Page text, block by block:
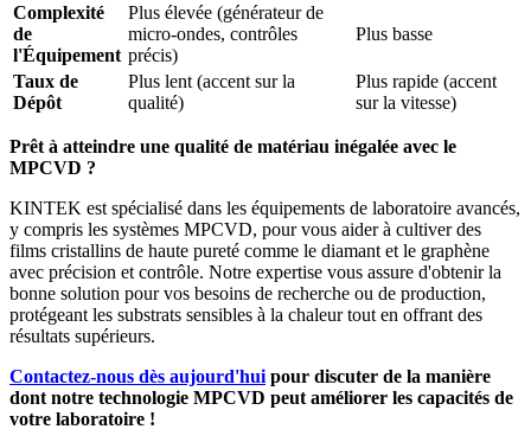
Complexité
de
l'Équipement
Plus élevée (générateur de
micro-ondes, contrôles
précis)
Plus basse
Taux de
Dépôt
Plus lent (accent sur la
qualité)
Plus rapide (accent
sur la vitesse)
Prêt à atteindre une qualité de matériau inégalée avec le
MPCVD ?
KINTEK est spécialisé dans les équipements de laboratoire avancés,
y compris les systèmes MPCVD, pour vous aider à cultiver des
films cristallins de haute pureté comme le diamant et le graphène
avec précision et contrôle. Notre expertise vous assure d'obtenir la
bonne solution pour vos besoins de recherche ou de production,
protégeant les substrats sensibles à la chaleur tout en offrant des
résultats supérieurs.
Contactez-nous dès aujourd'hui pour discuter de la manière
dont notre technologie MPCVD peut améliorer les capacités de
votre laboratoire !